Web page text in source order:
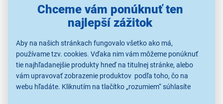
Chceme vám ponúknuť ten
najlepší zážitok
Aby na našich stránkach fungovalo všetko ako má,
používame tzv. cookies. Vďaka nim vám môžeme ponúknuť
tie najhľadanejšie produkty hneď na titulnej stránke, alebo
vám upravovať zobrazenie produktov podľa toho, čo na
webu hľadáte. Kliknutím na tlačítko „rozumiem“ súhlasíte
kempovanie. S jeho funkciami a dizajnom sa stane
neodmysliteľnou súčasťou vašej výbavy pre